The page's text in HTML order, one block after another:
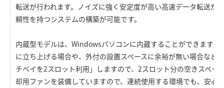
転送が行われます。ノイズに強く安定度が高い高速データ転送が
頼性を持つシステムの構築が可能です。
内蔵型モデルは、Windowsパソコンに内蔵することができますの
に立ち上げる場合や、外付の設置スペースに余裕が無い場合など
チベイを2スロット利用」しますので、2スロット分の空きスペー
却用ファンを装備していますので、連続使用する環境でも、安心